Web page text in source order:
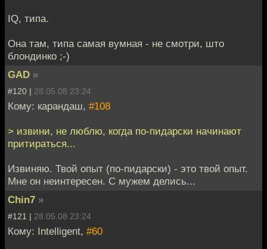
IQ, типа.
Она там, типа самая вумная - не смотри, што
блондинко ;-)
GAD »
#120 | 28.05.08 23:24
Кому: карандаш, #108
> извини, не люблю, когда по-пидарски начинают
притираться...
Извиняю. Твой опыт (по-пидарски) - это твой опыт.
Мне он неинтересен. С мужем делись...
Chin7 »
#121 | 28.05.08 23:24
Кому: Intelligent, #60